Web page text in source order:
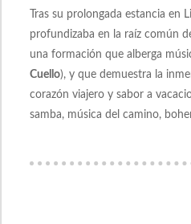
Tras su prolongada estancia en
profundizaba en la raíz común
una formación que alberga
Cuello), y que demuestra la
corazón viajero y sabor a
samba, música del camino,